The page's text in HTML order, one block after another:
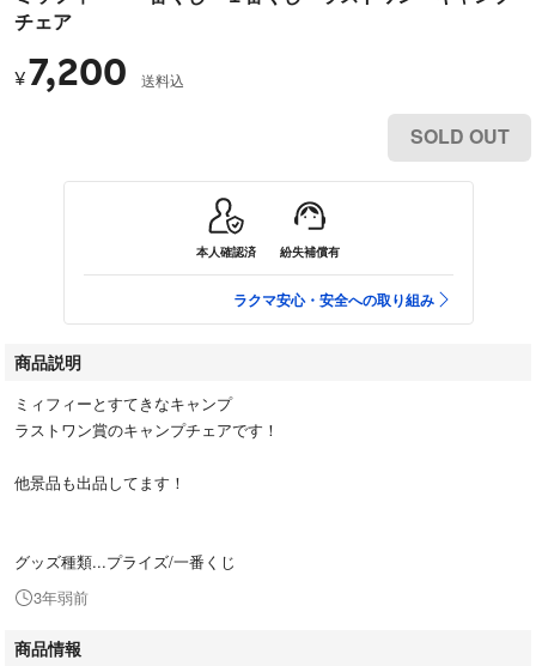
チェア
¥7,200 送料込
SOLD OUT
本人確認済 紛失補償有
ラクマ安心・安全への取り組み
商品説明
ミィフィーとすてきなキャンプ
ラストワン賞のキャンプチェアです！
他景品も出品してます！
グッズ種類...プライズ/一番くじ
3年弱前
商品情報